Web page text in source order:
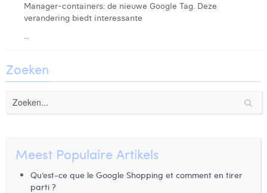
Linda Kraim
Lisa Protin
Lore Fierens
Manon Houppertz
Margaux Marien
Manager-containers: de nieuwe Google Tag. Deze
verandering biedt interessante
...
Zoeken
Meest Populaire Artikels
Qu’est-ce que le Google Shopping et comment en tirer
parti ?